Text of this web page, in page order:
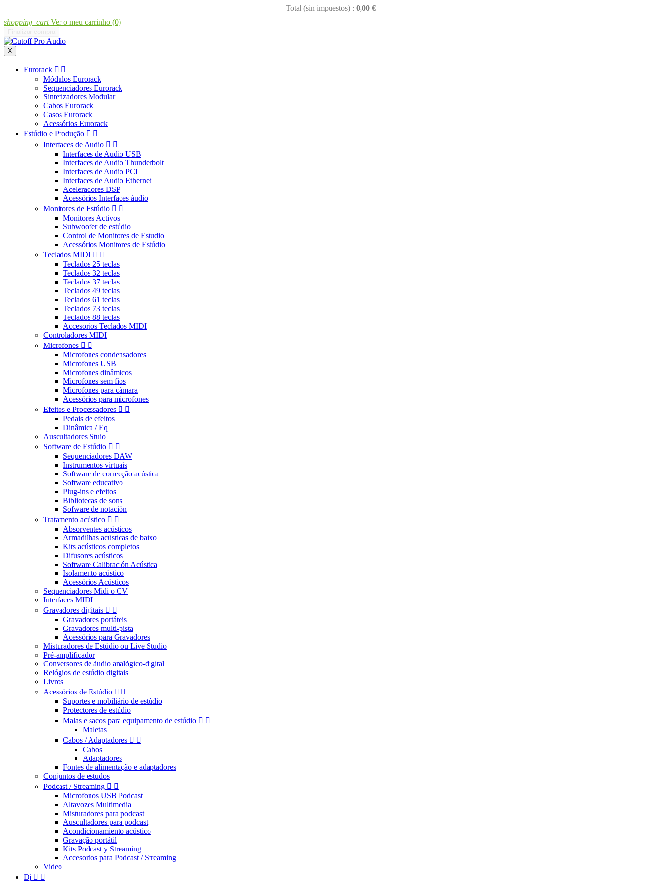
Total (sin impuestos) : 0,00 €
shopping_cart Ver o meu carrinho (0)
X
Eurorack  
Módulos Eurorack
Sequenciadores Eurorack
Sintetizadores Modular
Cabos Eurorack
Casos Eurorack
Acessórios Eurorack
Estúdio e Produção  
Interfaces de Audio  
Interfaces de Audio USB
Interfaces de Audio Thunderbolt
Interfaces de Audio PCI
Interfaces de Audio Ethernet
Aceleradores DSP
Acessórios Interfaces áudio
Monitores de Estúdio  
Monitores Activos
Subwoofer de estúdio
Control de Monitores de Estudio
Acessórios Monitores de Estúdio
Teclados MIDI  
Teclados 25 teclas
Teclados 32 teclas
Teclados 37 teclas
Teclados 49 teclas
Teclados 61 teclas
Teclados 73 teclas
Teclados 88 teclas
Accesorios Teclados MIDI
Controladores MIDI
Microfones  
Microfones condensadores
Microfones USB
Microfones dinâmicos
Microfones sem fios
Microfones para cámara
Acessórios para microfones
Efeitos e Processadores  
Pedais de efeitos
Dinâmica / Eq
Auscultadores Stuio
Software de Estúdio  
Sequenciadores DAW
Instrumentos virtuais
Software de correcção acústica
Software educativo
Plug-ins e efeitos
Bibliotecas de sons
Sofware de notación
Tratamento acústico  
Absorventes acústicos
Armadilhas acústicas de baixo
Kits acústicos completos
Difusores acústicos
Software Calibración Acústica
Isolamento acústico
Acessórios Acústicos
Sequenciadores Midi o CV
Interfaces MIDI
Gravadores digitais  
Gravadores portáteis
Gravadores multi-pista
Acessórios para Gravadores
Misturadores de Estúdio ou Live Studio
Pré-amplificador
Conversores de áudio analógico-digital
Relógios de estúdio digitais
Livros
Acessórios de Estúdio  
Suportes e mobiliário de estúdio
Protectores de estúdio
Malas e sacos para equipamento de estúdio  
Maletas
Cabos / Adaptadores  
Cabos
Adaptadores
Fontes de alimentação e adaptadores
Conjuntos de estudos
Podcast / Streaming  
Microfonos USB Podcast
Altavozes Multimedia
Misturadores para podcast
Auscultadores para podcast
Acondicionamiento acústico
Gravação portátil
Kits Podcast y Streaming
Accesorios para Podcast / Streaming
Video
Dj  